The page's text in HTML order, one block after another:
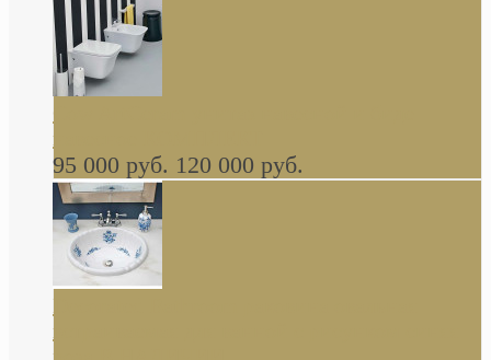
навесное КОМПЛЕКТ
95 000 руб. 120 000 руб.
Decorated Bathroom раковина овальная
встраиваемая для ванной с рисунком синяя